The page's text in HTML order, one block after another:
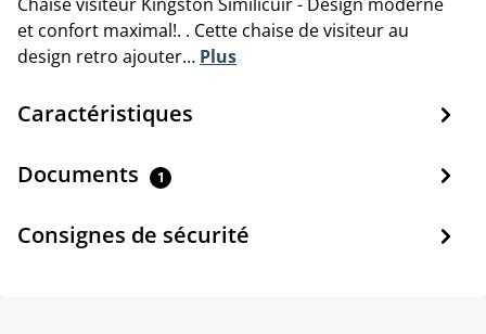
et confort maximal!. . Cette chaise de visiteur au
design retro ajouter… Plus
Caractéristiques
Documents 1
Consignes de sécurité